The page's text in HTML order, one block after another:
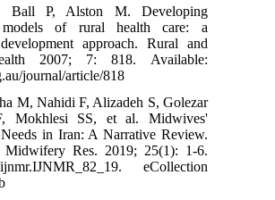
Ball P, Alston M. Developing
models of rural health care: a
development approach. Rural and
2007; 7: 818. Available:
journal/article/818
M, Nahidi F, Alizadeh S, Golezar
F, Mokhlesi SS, et al. Midwives'
Needs in Iran: A Narrative Review.
Midwifery Res. 2019; 25(1): 1-6.
ijnmr.IJNMR_82_19. eCollection